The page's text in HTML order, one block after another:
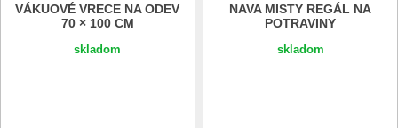
VÁKUOVÉ VRECE NA ODEV
70 × 100 CM
skladom
NAVA MISTY REGÁL NA
POTRAVINY
skladom